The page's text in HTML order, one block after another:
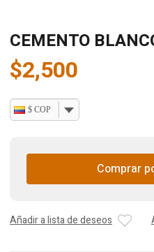
CEMENTO
$2,500
$ COP
Comprar
Añadir a lista de deseos